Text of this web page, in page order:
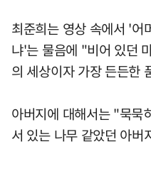
최준희는 영상 속에서 '어
냐'는 물음에 "비어 있던
의 세상이자 가장 든든한
아버지에 대해서는 "묵묵
서 있는 나무 같았던 아버